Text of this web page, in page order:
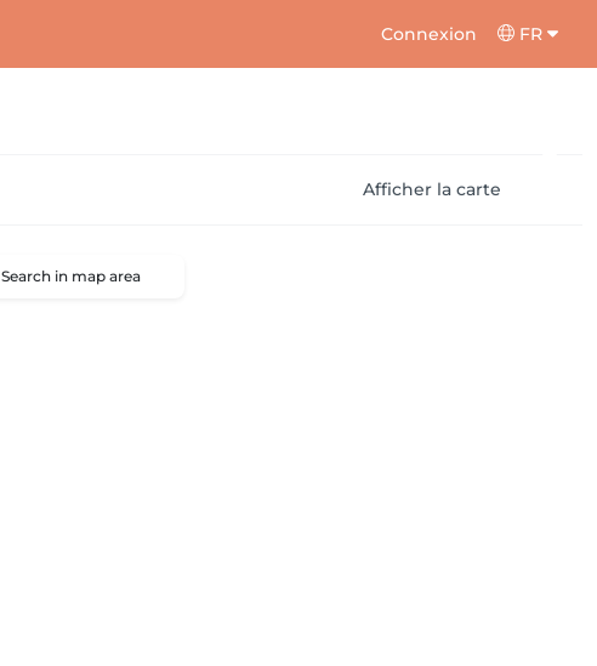
Connexion FR
Afficher la carte
Search in map area